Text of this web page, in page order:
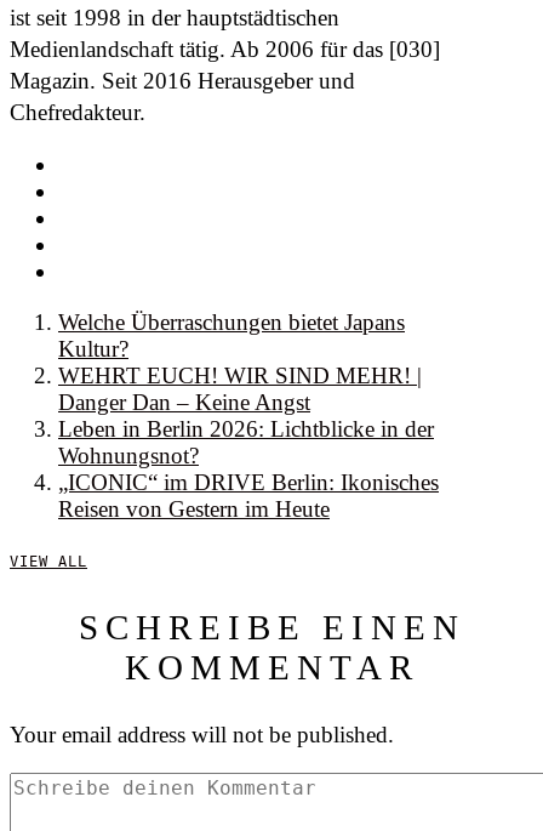
ist seit 1998 in der hauptstädtischen
Medienlandschaft tätig. Ab 2006 für das [030]
Magazin. Seit 2016 Herausgeber und
Chefredakteur.
Welche Überraschungen bietet Japans
Kultur?
WEHRT EUCH! WIR SIND MEHR! |
Danger Dan – Keine Angst
Leben in Berlin 2026: Lichtblicke in der
Wohnungsnot?
„ICONIC“ im DRIVE Berlin: Ikonisches
Reisen von Gestern im Heute
VIEW ALL
SCHREIBE EINEN
KOMMENTAR
Your email address will not be published.